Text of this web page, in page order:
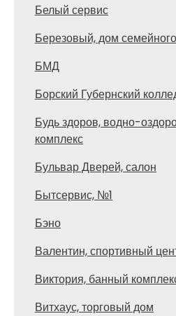
Белый сервис
Березовый, дом
БМД
Борский Губернский
Будь здоров, водно-
комплекс
Бульвар Дверей, салон
Бытсервис, №1
Бэно
Валентин, спортивный
Виктория, банный
Витхаус, торговый дом